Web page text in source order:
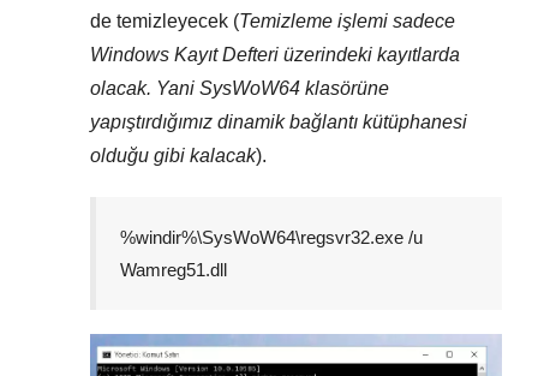
de temizleyecek (Temizleme işlemi sadece
Windows Kayıt Defteri üzerindeki kayıtlarda
olacak. Yani SysWoW64 klasörüne
yapıştırdığımız dinamik bağlantı kütüphanesi
olduğu gibi kalacak).
%windir%\SysWoW64\regsvr32.exe /u
Wamreg51.dll